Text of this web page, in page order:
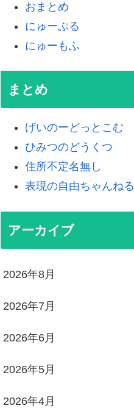
おまとめ
にゅーぷる
にゅーもふ
まとめ
げいのーどっとこむ
ひみつのどうくつ
住所不定名無し
表現の自由ちゃんねる
アーカイブ
2026年8月
2026年7月
2026年6月
2026年5月
2026年4月